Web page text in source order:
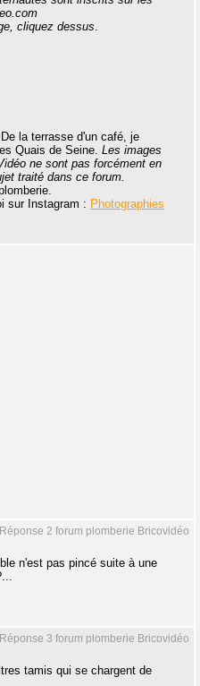
cliquez dessus.
la terrasse d'un café, je
Quais de Seine. Les images
ne sont pas forcément en
traité dans ce forum.
sur Instagram : Photographies
Réponse 2 forum plomberie Bricovidéo
n'est pas pincé suite à une
Réponse 3 forum plomberie Bricovidéo
tamis qui se chargent de